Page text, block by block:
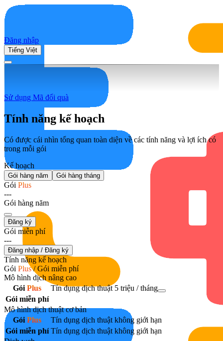
Đăng nhập
Tiếng Việt
Sử dụng Mã đổi quà
Tính năng kế hoạch
Có được cái nhìn tổng quan toàn diện về các tính năng và lợi ích có
trong mỗi gói
Kế hoạch
Gói hàng năm Gói hàng tháng
Gói Plus
---
Gói hàng năm
Đăng ký
Gói miễn phí
---
Đăng nhập / Đăng ký
Tính năng kế hoạch
Gói Plus/ Gói miễn phí
Mô hình dịch nâng cao
Gói Plus
Tín dụng dịch thuật 5 triệu / tháng
Gói miễn phí
Mô hình dịch thuật cơ bản
Gói Plus
Tín dụng dịch thuật không giới hạn
Gói miễn phí Tín dụng dịch thuật không giới hạn